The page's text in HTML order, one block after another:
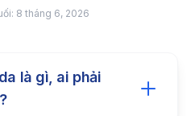
8 tháng 6, 2026
là gì, ai phải